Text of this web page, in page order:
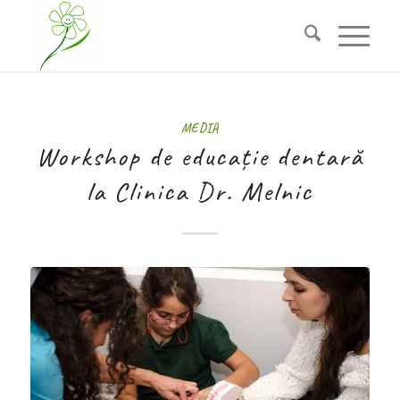
MEDIA
Workshop de educație dentară
la Clinica Dr. Melnic